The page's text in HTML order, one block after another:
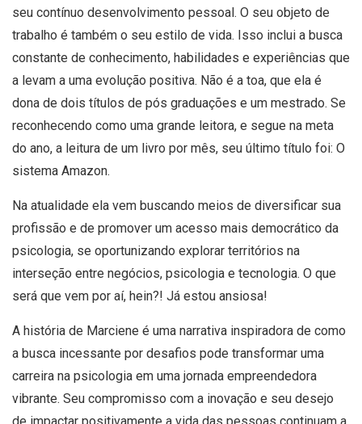
seu contínuo desenvolvimento pessoal. O seu objeto de
trabalho é também o seu estilo de vida. Isso inclui a busca
constante de conhecimento, habilidades e experiências que
a levam a uma evolução positiva. Não é a toa, que ela é
dona de dois títulos de pós graduações e um mestrado. Se
reconhecendo como uma grande leitora, e segue na meta
do ano, a leitura de um livro por mês, seu último título foi: O
sistema Amazon.
Na atualidade ela vem buscando meios de diversificar sua
profissão e de promover um acesso mais democrático da
psicologia, se oportunizando explorar territórios na
interseção entre negócios, psicologia e tecnologia. O que
será que vem por aí, hein?! Já estou ansiosa!
A história de Marciene é uma narrativa inspiradora de como
a busca incessante por desafios pode transformar uma
carreira na psicologia em uma jornada empreendedora
vibrante. Seu compromisso com a inovação e seu desejo